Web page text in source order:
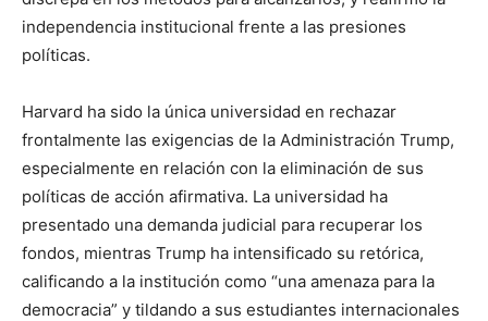
independencia institucional frente a las presiones
políticas.
Harvard ha sido la única universidad en rechazar
frontalmente las exigencias de la Administración Trump,
especialmente en relación con la eliminación de sus
políticas de acción afirmativa. La universidad ha
presentado una demanda judicial para recuperar los
fondos, mientras Trump ha intensificado su retórica,
calificando a la institución como “una amenaza para la
democracia” y tildando a sus estudiantes internacionales